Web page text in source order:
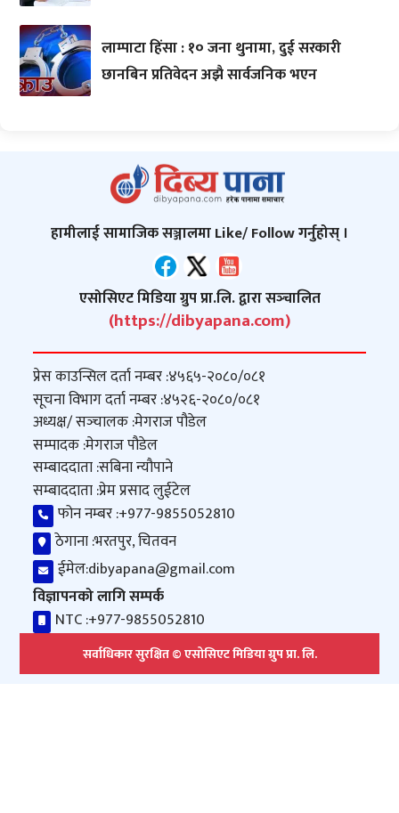
लाम्पाटा हिंसा : १० जना थुनामा, दुई सरकारी
छानबिन प्रतिवेदन अझै सार्वजनिक भएन
हामीलाई सामाजिक सञ्जालमा Like/ Follow गर्नुहोस् ।
एसोसिएट मिडिया ग्रुप प्रा.लि. द्वारा सञ्‍चालित
(https://dibyapana.com)
प्रेस काउन्सिल दर्ता नम्बर :४५६५-२०८०/०८१
सूचना विभाग दर्ता नम्बर :४५२६-२०८०/०८१
अध्यक्ष/ सञ्‍चालक :मेगराज पौडेल
सम्पादक :मेगराज पौडेल
सम्बाददाता :सबिना न्यौपाने
सम्बाददाता :प्रेम प्रसाद लुईटेल
फोन नम्बर :+977-9855052810
ठेगाना :भरतपुर, चितवन
ईमेल:dibyapana@gmail.com
विज्ञापनको लागि सम्पर्क
NTC :+977-9855052810
सर्वाधिकार सुरक्षित © एसोसिएट मिडिया ग्रुप प्रा. लि.